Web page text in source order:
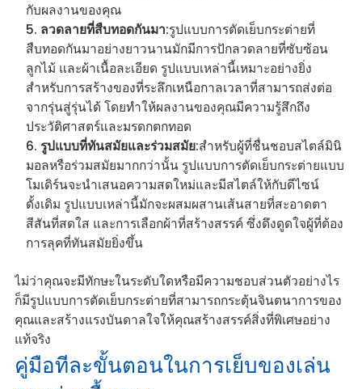
กับผลงานของคุณ
ลวดลายที่สืบทอดกันมา:รูปแบบการตัดเย็บกระต่ายที่
สืบทอดกันมาอย่างยาวนานมักมีการปักลวดลายที่ซับซ้อน
ลูกไม้ และผ้าเนื้อละเอียด รูปแบบเหล่านี้เหมาะอย่างยิ่ง
สำหรับการสร้างของที่ระลึกเหนือกาลเวลาที่สามารถส่งต่อ
จากรุ่นสู่รุ่นได้ โดยทำให้ผลงานของคุณมีความรู้สึกถึง
ประวัติศาสตร์และมรดกตกทอด
รูปแบบที่ทันสมัยและร่วมสมัย:สำหรับผู้ที่ชื่นชอบสไตล์มินิ
มอลหรือร่วมสมัยมากกว่านั้น รูปแบบการตัดเย็บกระต่ายแบบ
โมเดิร์นจะนำเสนอความสดใหม่และมีสไตล์ให้กับดีไซน์
ดั้งเดิม รูปแบบเหล่านี้มักจะผสมผสานเส้นสายที่สะอาดตา
สีสันที่สดใส และการเลือกผ้าที่สร้างสรรค์ ซึ่งดึงดูดใจผู้ที่ต้อง
การลุคที่ทันสมัยยิ่งขึ้น
ไม่ว่าคุณจะมีทักษะในระดับใดหรือมีความชอบส่วนตัวอย่างไร
ก็มีรูปแบบการตัดเย็บกระต่ายที่สามารถกระตุ้นจินตนาการของ
คุณและสร้างแรงบันดาลใจให้คุณสร้างสรรค์สิ่งที่พิเศษอย่าง
แท้จริง
คู่มือทีละขั้นตอนในการเย็บของเล่น